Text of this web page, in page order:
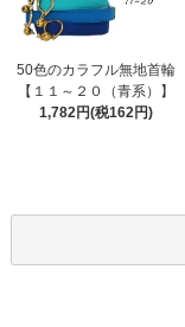
50色のカラフル無地首輪
【１１～２０（青系）】
1,782円(税162円)